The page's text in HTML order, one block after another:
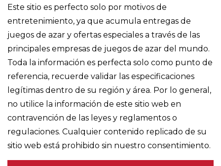
Este sitio es perfecto solo por motivos de
entretenimiento, ya que acumula entregas de
juegos de azar y ofertas especiales a través de las
principales empresas de juegos de azar del mundo.
Toda la información es perfecta solo como punto de
referencia, recuerde validar las especificaciones
legítimas dentro de su región y área. Por lo general,
no utilice la información de este sitio web en
contravención de las leyes y reglamentos o
regulaciones. Cualquier contenido replicado de su
sitio web está prohibido sin nuestro consentimiento.